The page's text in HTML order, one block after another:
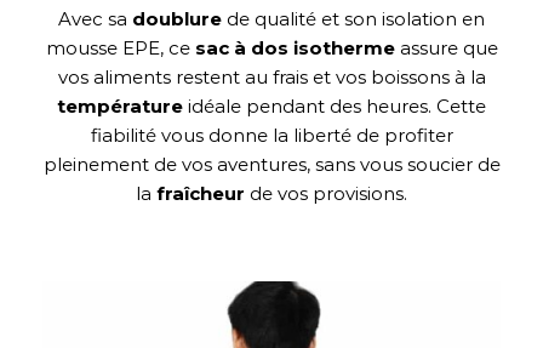
Avec sa doublure de qualité et son isolation en
mousse EPE, ce sac à dos isothermeassure que
vos aliments restent au frais et vos boissons à la
température idéale pendant des heures. Cette
fiabilité vous donne la liberté de profiter
pleinement de vos aventures, sans vous soucier de
la fraîcheur de vos provisions.